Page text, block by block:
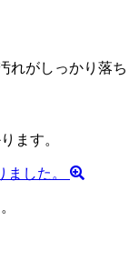
ます。